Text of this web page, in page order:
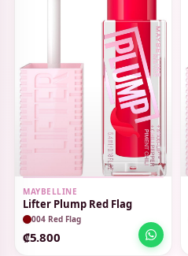
MAYBELLINE
Lifter Plump Red Flag
004 Red Flag
₡5.800